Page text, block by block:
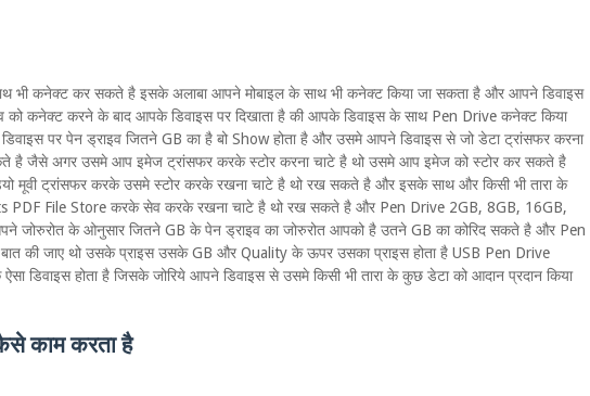
भी कनेक्ट कर सकते है इसके अलाबा आपने मोबाइल के साथ भी कनेक्ट किया जा सकता है और आपने डिवाइस
को कनेक्ट करने के बाद आपके डिवाइस पर दिखाता है की आपके डिवाइस के साथ Pen Drive कनेक्ट किया
पर पेन ड्राइव जितने GB का है बो Show होता है और उसमे आपने डिवाइस से जो डेटा ट्रांसफर करना
है जैसे अगर उसमे आप इमेज ट्रांसफर करके स्टोर करना चाटे है थो उसमे आप इमेज को स्टोर कर सकते है
मूवी ट्रांसफर करके उसमे स्टोर करके रखना चाटे है थो रख सकते है और इसके साथ और किसी भी तारा के
PDF File Store करके सेव करके रखना चाटे है थो रख सकते है और Pen Drive 2GB, 8GB, 16GB,
जोरुरोत के ओनुसार जितने GB के पेन ड्राइव का जोरुरोत आपको है उतने GB का कोरिद सकते है और Pen
की जाए थो उसके प्राइस उसके GB और Quality के ऊपर उसका प्राइस होता है USB Pen Drive
डिवाइस होता है जिसके जोरिये आपने डिवाइस से उसमे किसी भी तारा के कुछ डेटा को आदान प्रदान किया
काम करता है